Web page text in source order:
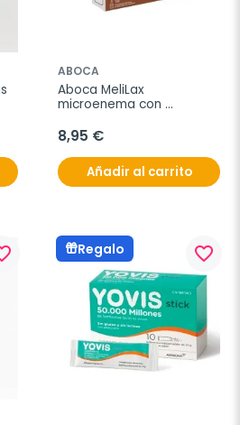
ABOCA
Aboca MeliLax
microenema con
8,95 €
Añadir al carrito
Regalo favorite_border